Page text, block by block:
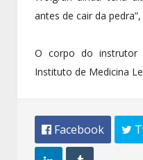
antes de cair da
O corpo do
Instituto de Medicina
 Facebook 